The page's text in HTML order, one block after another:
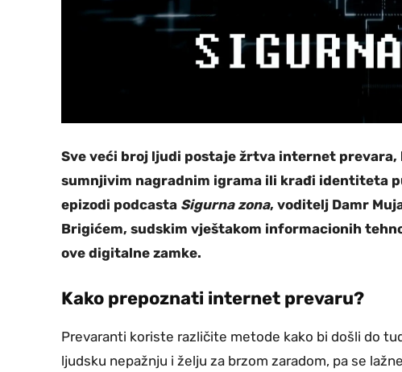
Sve veći broj ljudi postaje žrtva internet prevara,
sumnjivim nagradnim igrama ili krađi identiteta
epizodi podcasta Sigurna zona, voditelj Damr
Brigićem, sudskim vještakom informacionih
ove digitalne zamke.
Kako prepoznati internet prevaru?
Prevaranti koriste različite metode kako bi došli do
ljudsku nepažnju i želju za brzom zaradom, pa se